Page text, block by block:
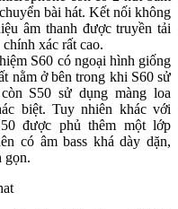
bài hát. Kết nối không
âm thanh được truyền tải
xác rất cao.
S60 có ngoại hình giống
nằm ở bên trong khi S60 sử
S50 sử dụng màng loa
biệt. Tuy nhiên khác với
được phủ thêm một lớp
có âm bass khá dày dặn,
gọn.